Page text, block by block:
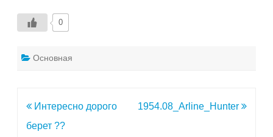
0
Основная
Навигация
по
Интересно дорого
берет ??
1954.08_Arline_Hunter